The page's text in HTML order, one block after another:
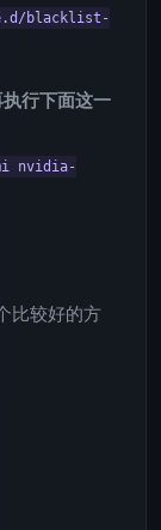
blacklist-
行下面这一
nvidia-
比较好的方